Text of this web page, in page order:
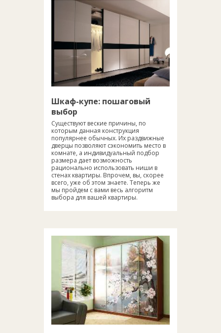
Шкаф-купе: пошаговый
выбор
Существуют веские причины, по
которым данная конструкция
популярнее обычных. Их раздвижные
дверцы позволяют сэкономить место в
комнате, а индивидуальный подбор
размера дает возможность
рационально использовать ниши в
стенах квартиры. Впрочем, вы, скорее
всего, уже об этом знаете. Теперь же
мы пройдем с вами весь алгоритм
выбора для вашей квартиры.